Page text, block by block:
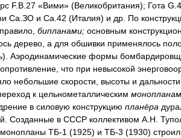
F.B.27 «Вими» (Великобритания); Гота
Са.ЗО и Са.42 (Италия) и др. По
бипланами; основным
дерево, а для обшивки применялось
Аэродинамические формы
что при невысокой
небольшие скорости, высоты и
к цельнометаллическим
в силовую конструкцию планёра
Созданные в СССР коллективом А.Н.
ТБ-1 (1925) и ТБ-3 (1930)